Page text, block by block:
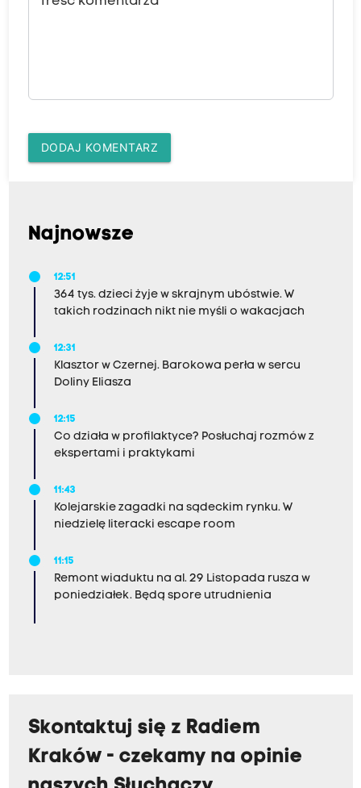
DODAJ KOMENTARZ
Najnowsze
12:51
364 tys. dzieci żyje w skrajnym ubóstwie. W
takich rodzinach nikt nie myśli o wakacjach
12:31
Klasztor w Czernej. Barokowa perła w sercu
Doliny Eliasza
12:15
Co działa w profilaktyce? Posłuchaj rozmów z
ekspertami i praktykami
11:43
Kolejarskie zagadki na sądeckim rynku. W
niedzielę literacki escape room
11:15
Remont wiaduktu na al. 29 Listopada rusza w
poniedziałek. Będą spore utrudnienia
Skontaktuj się z Radiem
Kraków - czekamy na opinie